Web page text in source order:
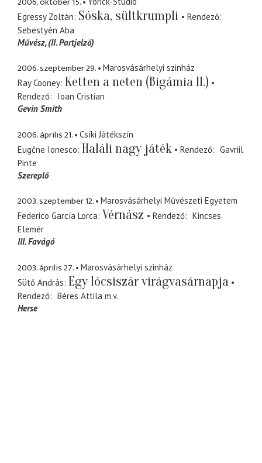
Egressy Zoltán Sóska, sültkrumpli
Rendező
Sebestyén Aba
Művész (II. Partjelző)
2006. szeptember 29.
Marosvásárhelyi szinház
Ray Cooney Ketten a neten (Bigámia II.)
Rendező
Ioan Cristian
Gevin Smith
2006. április 21.
Csíki Játékszín
Eugčne Ionesco Haláli nagy játék Rendező
Gavriil
Pinte
Szereplő
2003. szeptember 12.
Marosvásárhelyi Művészeti Egyetem
Federico García Lorca Vérnász Rendező
Kincses
Elemér
III. Favágó
2003. április 27.
Marosvásárhelyi szinház
Sütő András Egy lócsiszár virágvasárnapja
Rendező Béres Attila m.v.
Herse